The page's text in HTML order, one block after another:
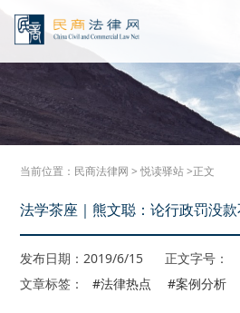
当前位置： 民商法律网 >悦读驿站>正文
法学茶座｜熊文聪：论行政罚没
发布日期：2019/6/15 正文字号：
文章标签： #法律热点 #案例分析